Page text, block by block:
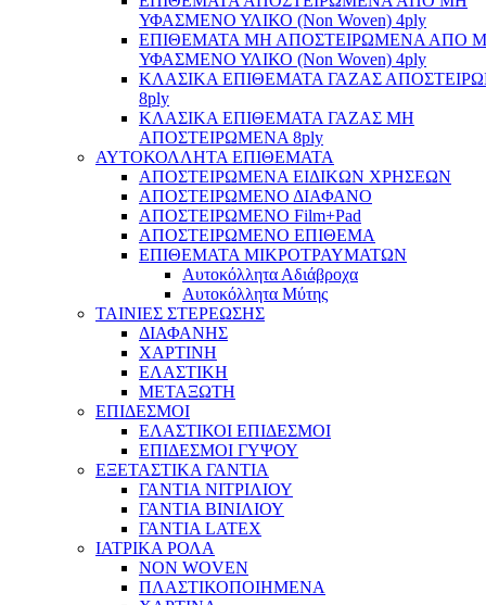
ΥΦΑΣΜΕΝΟ ΥΛΙΚΟ (Non Woven) 4ply
ΕΠΙΘΕΜΑΤΑ ΜΗ ΑΠΟΣΤΕΙΡΩΜΕΝΑ ΑΠΟ
ΥΦΑΣΜΕΝΟ ΥΛΙΚΟ (Non Woven) 4ply
ΚΛΑΣΙΚΑ ΕΠΙΘΕΜΑΤΑ ΓΑΖΑΣ
8ply
ΚΛΑΣΙΚΑ ΕΠΙΘΕΜΑΤΑ ΓΑΖΑΣ ΜΗ
ΑΠΟΣΤΕΙΡΩΜΕΝΑ 8ply
ΑΥΤΟΚΟΛΛΗΤΑ ΕΠΙΘΕΜΑΤΑ
ΑΠΟΣΤΕΙΡΩΜΕΝΑ ΕΙΔΙΚΩΝ ΧΡΗΣΕΩΝ
ΑΠΟΣΤΕΙΡΩΜΕΝΟ ΔΙΑΦΑΝΟ
ΑΠΟΣΤΕΙΡΩΜΕΝΟ Film+Pad
ΑΠΟΣΤΕΙΡΩΜΕΝΟ ΕΠΙΘΕΜΑ
ΕΠΙΘΕΜΑΤΑ ΜΙΚΡΟΤΡΑΥΜΑΤΩΝ
Αυτοκόλλητα Αδιάβροχα
Αυτοκόλλητα Μύτης
ΤΑΙΝΙΕΣ ΣΤΕΡΕΩΣΗΣ
ΔΙΑΦΑΝΗΣ
ΧΑΡΤΙΝΗ
ΕΛΑΣΤΙΚΗ
ΜΕΤΑΞΩΤΗ
ΕΠΙΔΕΣΜΟΙ
ΕΛΑΣΤΙΚΟΙ ΕΠΙΔΕΣΜΟΙ
ΕΠΙΔΕΣΜΟΙ ΓΥΨΟΥ
ΕΞΕΤΑΣΤΙΚΑ ΓΑΝΤΙΑ
ΓΑΝΤΙΑ ΝΙΤΡΙΛΙΟΥ
ΓΑΝΤΙΑ ΒΙΝΙΛΙΟΥ
ΓΑΝΤΙΑ LATEX
ΙΑΤΡΙΚΑ ΡΟΛΑ
NON WOVEN
ΠΛΑΣΤΙΚΟΠΟΙΗΜΕΝΑ